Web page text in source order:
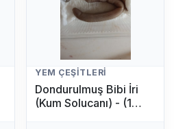
YEM ÇEŞITLERI
Dondurulmuş Bibi İri
(Kum Solucanı) - (1